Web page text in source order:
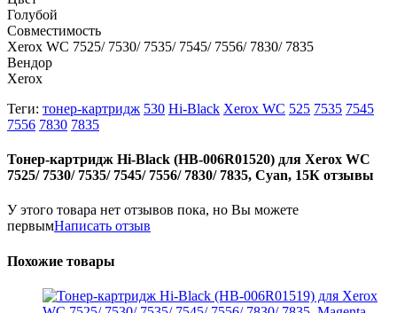
Голубой
Совместимость
Xerox WC 7525/ 7530/ 7535/ 7545/ 7556/ 7830/ 7835
Вендор
Xerox
Теги: тонер-картридж 530 Hi-Black Xerox WC 525 7535 7545
7556 7830 7835
Тонер-картридж Hi-Black (HB-006R01520) для Xerox WC
7525/ 7530/ 7535/ 7545/ 7556/ 7830/ 7835, Cyan, 15К отзывы
У этого товара нет отзывов пока, но Вы можете
первымНаписать отзыв
Похожие товары